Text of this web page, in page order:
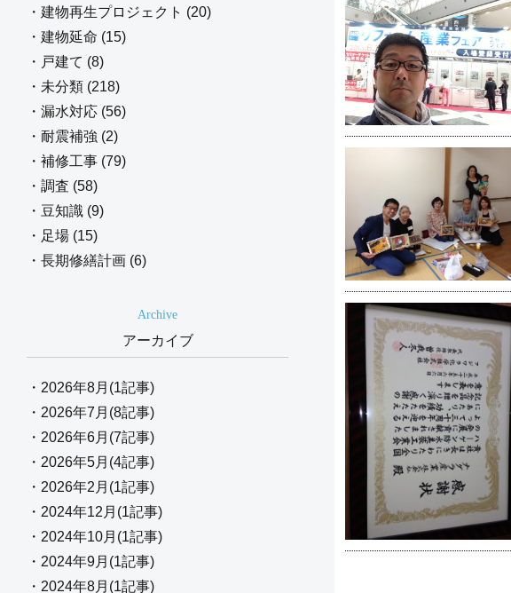
・建物再生プロジェクト (20)
・建物延命 (15)
・戸建て (8)
・未分類 (218)
・漏水対応 (56)
・耐震補強 (2)
・補修工事 (79)
・調査 (58)
・豆知識 (9)
・足場 (15)
・長期修繕計画 (6)
Archive
アーカイブ
・2026年8月(1記事)
・2026年7月(8記事)
・2026年6月(7記事)
・2026年5月(4記事)
・2026年2月(1記事)
・2024年12月(1記事)
・2024年10月(1記事)
・2024年9月(1記事)
・2024年8月(1記事)